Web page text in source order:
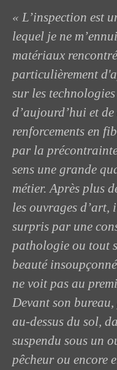
« L’inspection est
lequel je ne
matériaux
particulièrement
sur les
d’aujourd’hui et
renforcements en
par la
sens une grande
métier. Après plus
les ouvrages d’art,
surpris par une
pathologie ou tout
beauté
ne voit pas au
Devant son
au-dessus du sol,
suspendu sous un
pêcheur ou encore